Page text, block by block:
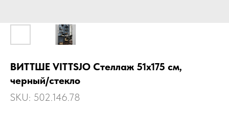
ВИТТШЕ VITTSJО Стеллаж 51х175 см,
черный/стекло
SKU: 502.146.78